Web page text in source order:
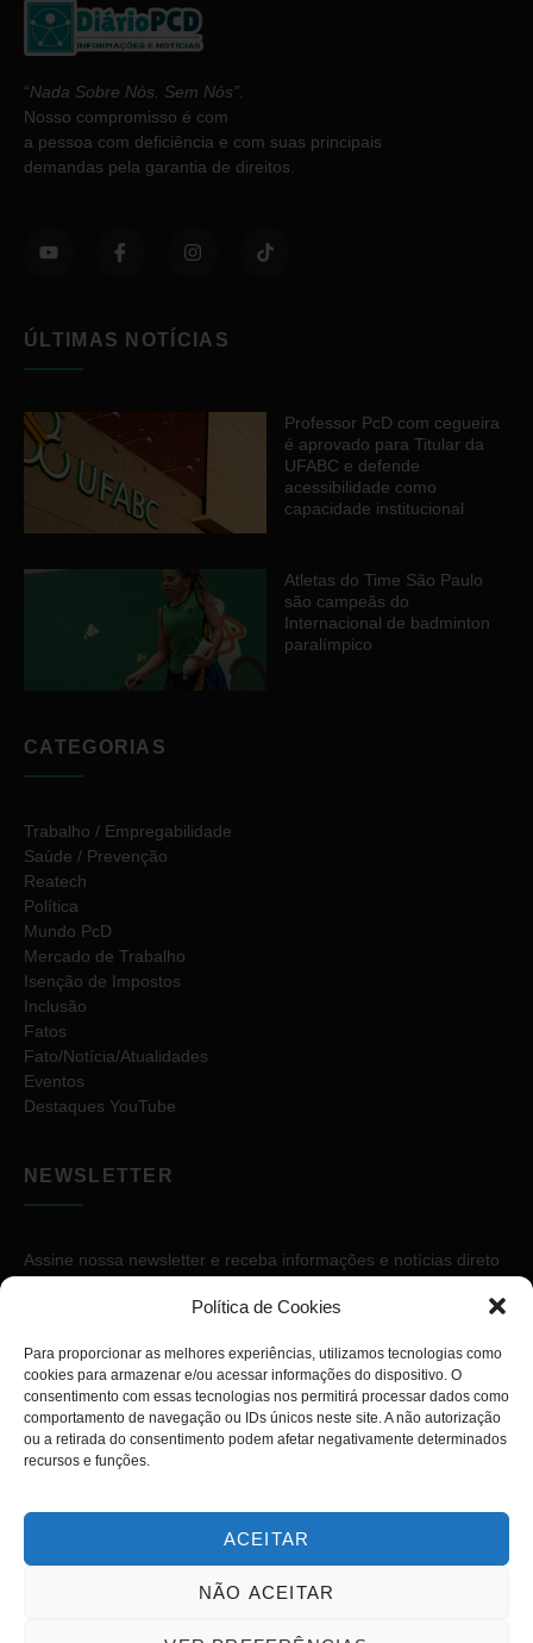
Política de Cookies
Para proporcionar as melhores experiências, utilizamos tecnologias como
cookies para armazenar e/ou acessar informações do dispositivo. O
consentimento com essas tecnologias nos permitirá processar dados como
comportamento de navegação ou IDs únicos neste site. A não autorização
ou a retirada do consentimento podem afetar negativamente determinados
recursos e funções.
ACEITAR
NÃO ACEITAR
“Nada Sobre Nós. Sem Nós”.
Nosso compromisso é com
a pessoa com deficiência e com suas principais
demandas pela garantia de direitos.
ÚLTIMAS NOTÍCIAS
Professor PcD com cegueira
é aprovado para Titular da
UFABC e defende
acessibilidade como
capacidade institucional
Atletas do Time São Paulo
são campeãs do
Internacional de badminton
paralímpico
CATEGORIAS
Trabalho / Empregabilidade
Saúde / Prevenção
Reatech
Política
Mundo PcD
Mercado de Trabalho
Isenção de Impostos
Inclusão
Fatos
Fato/Notícia/Atualidades
Eventos
Destaques YouTube
NEWSLETTER
Assine nossa newsletter e receba informações e notícias direto
Copyright © 2026. Diário PcD. Todos os direitos reservados.